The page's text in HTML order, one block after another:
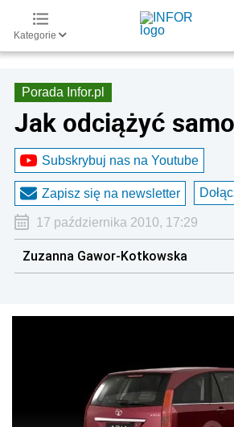
Kategorie
Porada Infor.pl
Jak odciążyć
Subskrybuj nas na Youtube
Zapisz się na newsletter
17 października 2010, 17:29
Zuzanna Gawor-Kotkowska